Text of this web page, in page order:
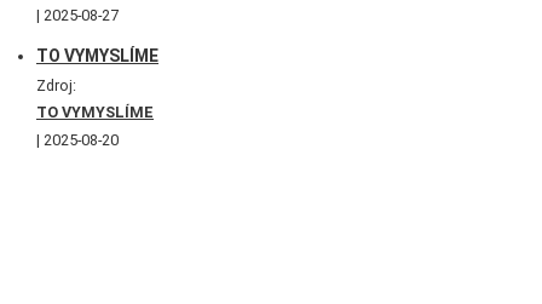
2025-08-27
TO VYMYSLÍME
Zdroj:
TO VYMYSLÍME
2025-08-20